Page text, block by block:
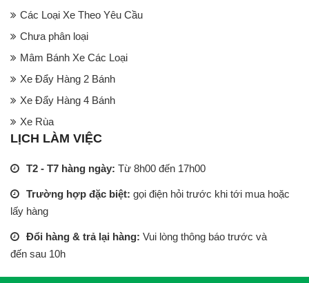
Các Loại Xe Theo Yêu Cầu
Chưa phân loại
Mâm Bánh Xe Các Loại
Xe Đẩy Hàng 2 Bánh
Xe Đẩy Hàng 4 Bánh
Xe Rùa
LỊCH LÀM VIỆC
T2 - T7 hàng ngày: Từ 8h00 đến 17h00
Trường hợp đặc biệt: gọi điện hỏi trước khi tới mua hoặc
lấy hàng
Đổi hàng & trả lại hàng: Vui lòng thông báo trước và
đến sau 10h